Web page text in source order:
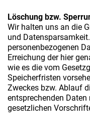
Löschung bzw.
Wir halten uns an die
und
personenbezogenen
Erreichung der hier
wie es die vom
Speicherfristen
Zweckes bzw. Ablauf
entsprechenden
gesetzlichen